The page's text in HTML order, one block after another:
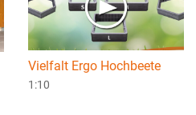
Vielfalt Ergo Hochbeete
1:10